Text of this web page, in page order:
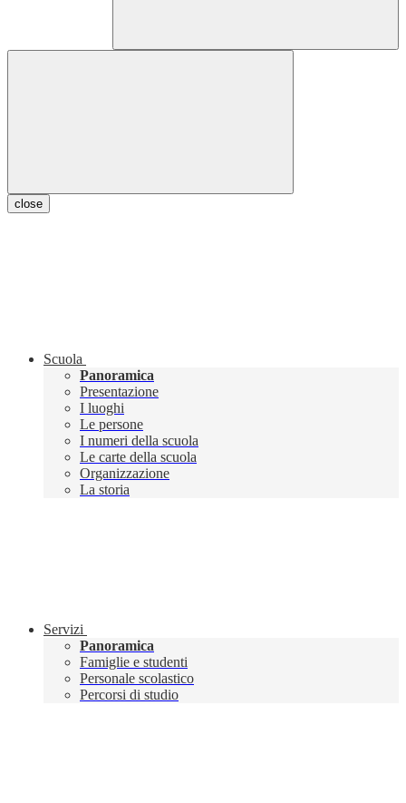
close
Scuola
Panoramica
Presentazione
I luoghi
Le persone
I numeri della scuola
Le carte della scuola
Organizzazione
La storia
Servizi
Panoramica
Famiglie e studenti
Personale scolastico
Percorsi di studio